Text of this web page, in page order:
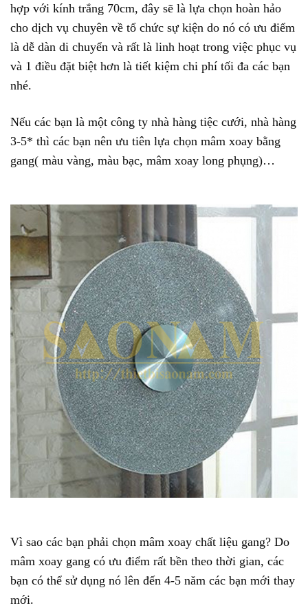
hợp với kính trắng 70cm, đây sẽ là lựa chọn hoàn hảo
cho dịch vụ chuyên về tổ chức sự kiện do nó có ưu điểm
là dễ dàn di chuyển và rất là linh hoạt trong việc phục vụ
và 1 điều đặt biệt hơn là tiết kiệm chi phí tối đa các bạn
nhé.
Nếu các bạn là một công ty nhà hàng tiệc cưới, nhà hàng
3-5* thì các bạn nên ưu tiên lựa chọn mâm xoay bằng
gang( màu vàng, màu bạc, mâm xoay long phụng)…
Vì sao các bạn phải chọn mâm xoay chất liệu gang? Do
mâm xoay gang có ưu điểm rất bền theo thời gian, các
bạn có thể sử dụng nó lên đến 4-5 năm các bạn mới thay
mới.